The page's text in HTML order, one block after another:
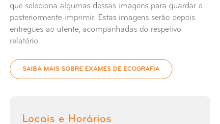
Ecografia Vesical
que seleciona algumas dessas imagens para guardar e
posteriormente imprimir. Estas imagens serão depois
entregues ao utente, acompanhadas do respetivo
relatório.
SAIBA MAIS SOBRE EXAMES DE ECOGRAFIA
Locais e Horários